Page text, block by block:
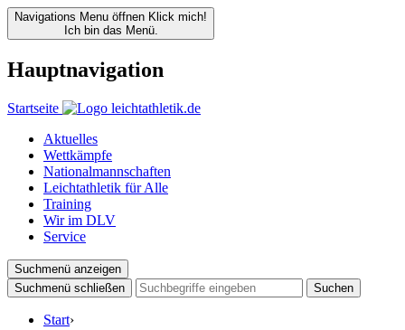
Navigations Menu öffnen Klick mich!
Ich bin das Menü.
Hauptnavigation
Startseite
Aktuelles
Wettkämpfe
Nationalmannschaften
Leichtathletik für Alle
Training
Wir im DLV
Service
Suchmenü anzeigen
Suchmenü schließen
Suchen
Start›